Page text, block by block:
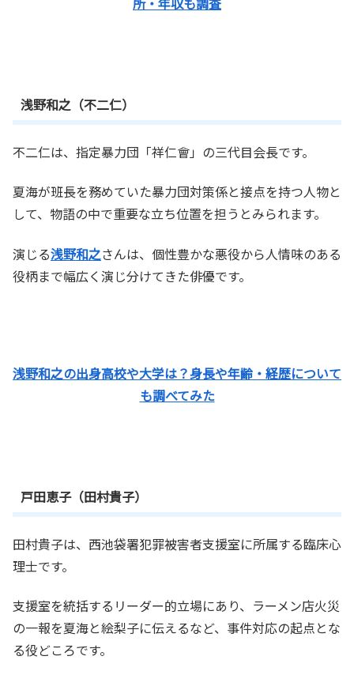
浅野和之（不二仁）
不二仁は、指定暴力団「祥仁會」の三代目会長です。
夏海が班長を務めていた暴力団対策係と接点を持つ人物と
して、物語の中で重要な立ち位置を担うとみられます。
演じる浅野和之さんは、個性豊かな悪役から人情味のある
役柄まで幅広く演じ分けてきた俳優です。
浅野和之の出身高校や大学は？身長や年齢・経歴について
も調べてみた
戸田恵子（田村貴子）
田村貴子は、西池袋署犯罪被害者支援室に所属する臨床心
理士です。
支援室を統括するリーダー的立場にあり、ラーメン店火災
の一報を夏海と絵梨子に伝えるなど、事件対応の起点とな
る役どころです。